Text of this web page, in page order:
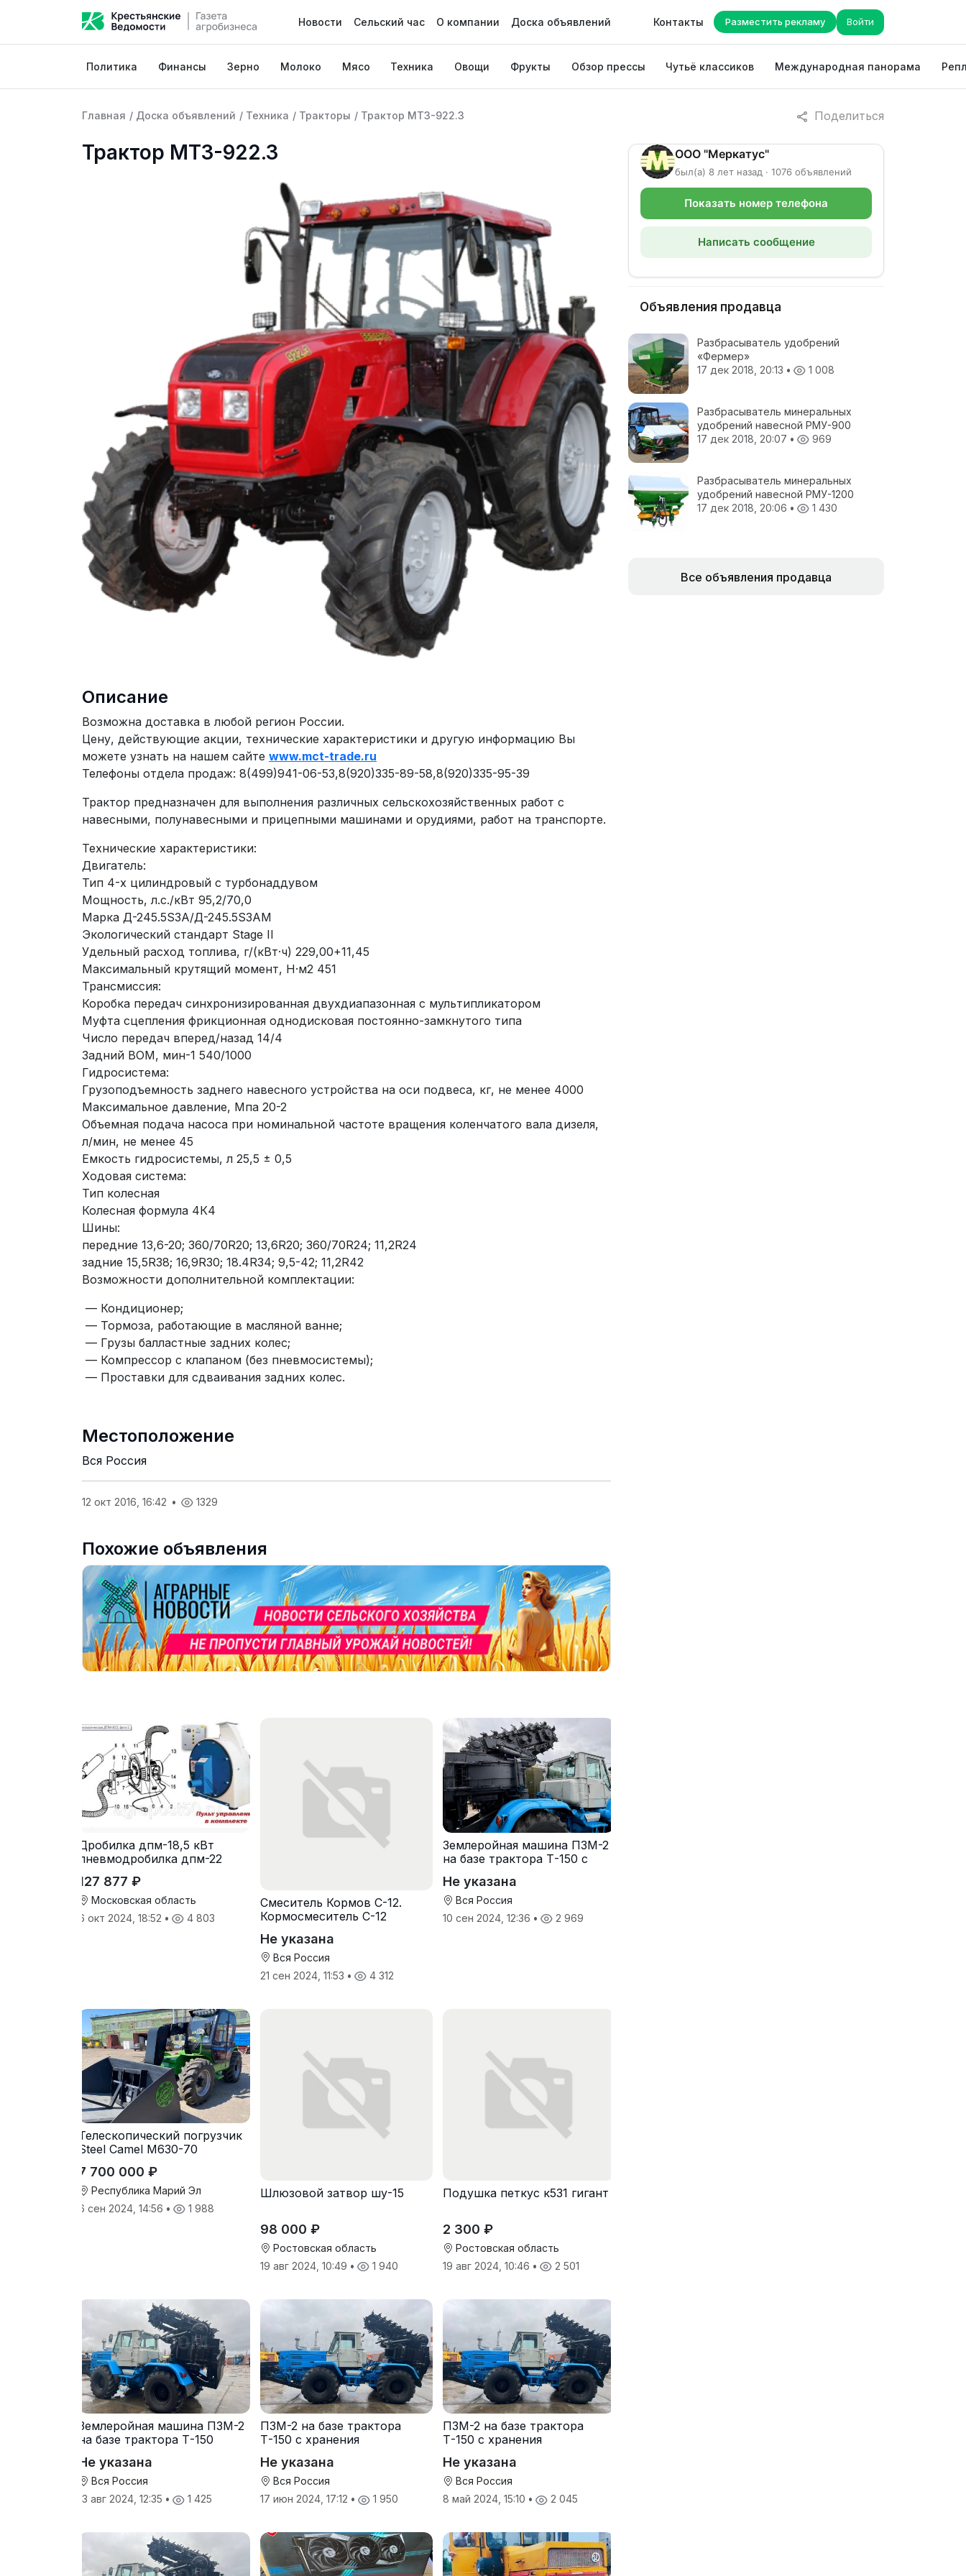
Новости Сельский час О компании Доска объявлений Контакты Разместить рекламу Войти
Политика Финансы Зерно Молоко Мясо Техника Овощи Фрукты Обзор прессы Чутьё классиков Международная панорама
Поделиться
Главная / Доска объявлений / Техника / Тракторы / Трактор МТЗ-922.3
Трактор МТЗ-922.3
Описание
Возможна доставка в любой регион России.
Цену, действующие акции, технические характеристики и другую информацию Вы
можете узнать на нашем сайте www.mct-trade.ru
Телефоны отдела продаж: 8(499)941-06-53,8(920)335-89-58,8(920)335-95-39
Трактор предназначен для выполнения различных сельскохозяйственных работ с
навесными, полунавесными и прицепными машинами и орудиями, работ на транспорте.
Технические характеристики:
Двигатель:
Тип 4-х цилиндровый с турбонаддувом
Мощность, л.с./кВт 95,2/70,0
Марка Д-245.5S3А/Д-245.5S3АМ
Экологический стандарт Stage II
Удельный расход топлива, г/(кВт·ч) 229,00+11,45
Максимальный крутящий момент, Н·м2 451
Трансмиссия:
Коробка передач синхронизированная двухдиапазонная с мультипликатором
Муфта сцепления фрикционная однодисковая постоянно-замкнутого типа
Число передач вперед/назад 14/4
Задний ВОМ, мин-1 540/1000
Гидросистема:
Грузоподъемность заднего навесного устройства на оси подвеса, кг, не менее 4000
Максимальное давление, Мпа 20-2
Объемная подача насоса при номинальной частоте вращения коленчатого вала дизеля,
л/мин, не менее 45
Емкость гидросистемы, л 25,5 ± 0,5
Ходовая система:
Тип колесная
Колесная формула 4К4
Шины:
передние 13,6-20; 360/70R20; 13,6R20; 360/70R24; 11,2R24
задние 15,5R38; 16,9R30; 18.4R34; 9,5-42; 11,2R42
Возможности дополнительной комплектации:
— Кондиционер;
— Тормоза, работающие в масляной ванне;
— Грузы балластные задних колес;
— Компрессор с клапаном (без пневмосистемы);
— Проставки для сдваивания задних колес.
Местоположение
Вся Россия
12 окт 2016, 16:42 • 1329
Похожие объявления
Дробилка дпм-18,5 кВт
пневмодробилка дпм-22
127 877 ₽
Московская область
6 окт 2024, 18:52 • 4 803
Смеситель Кормов С-12.
Кормосмеситель С-12
Не указана
Вся Россия
21 сен 2024, 11:53 • 4 312
Землеройная машина ПЗМ-2
на базе трактора Т-150 с
Не указана
Вся Россия
10 сен 2024, 12:36 • 2 969
Телескопический погрузчик
Steel Camel M630-70
7 700 000 ₽
Республика Марий Эл
6 сен 2024, 14:56 • 1 988
Шлюзовой затвор шу-15
98 000 ₽
Ростовская область
19 авг 2024, 10:49 • 1 940
Подушка петкус к531 гигант
2 300 ₽
Ростовская область
19 авг 2024, 10:46 • 2 501
Землеройная машина ПЗМ-2
на базе трактора Т-150
Не указана
Вся Россия
13 авг 2024, 12:35 • 1 425
ПЗМ-2 на базе трактора
Т-150 с хранения
Не указана
Вся Россия
17 июн 2024, 17:12 • 1 950
ПЗМ-2 на базе трактора
Т-150 с хранения
Не указана
Вся Россия
8 май 2024, 15:10 • 2 045
ООО "Меркатус"
был(а) 8 лет назад · 1076 объявлений
Показать номер телефона
Написать сообщение
Объявления продавца
Разбрасыватель удобрений
«Фермер»
17 дек 2018, 20:13 • 1 008
Разбрасыватель минеральных
удобрений навесной РМУ-900
17 дек 2018, 20:07 • 969
Разбрасыватель минеральных
удобрений навесной РМУ-1200
17 дек 2018, 20:06 • 1 430
Все объявления продавца